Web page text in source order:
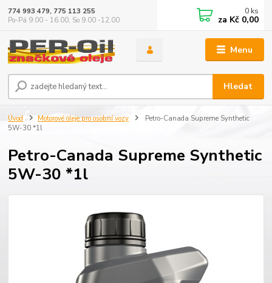
Menu
Hledat
774 993 479, 775 113 255
Po-Pá 9.00 - 16.00, So 9.00 -12.00
0 ks
za Kč 0,00
Úvod Motorové oleje pro osobní vozy
Petro-Canada Supreme Synthetic
5W-30 *1l
Petro-Canada Supreme Synthetic
5W-30 *1l